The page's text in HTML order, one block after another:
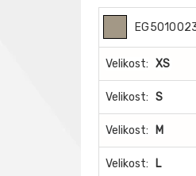
Velikost: XS
Velikost: S
Velikost: M
Velikost: L